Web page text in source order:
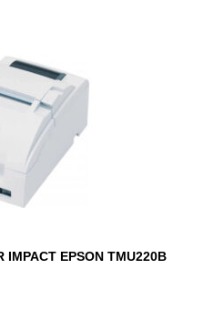
EPSON TMU220B